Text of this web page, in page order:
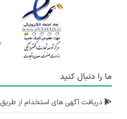
ما را دنبال کنید
دریافت آگهی های استخدام از